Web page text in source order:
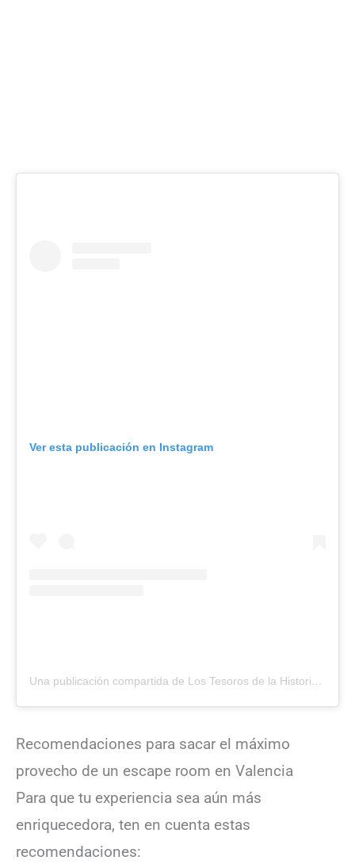
Ver esta publicación en Instagram
Una publicación compartida de Los Tesoros de la Historia (@lostesorosdelahistoria)
Recomendaciones para sacar el máximo
provecho de un escape room en Valencia
Para que tu experiencia sea aún más
enriquecedora, ten en cuenta estas
recomendaciones: